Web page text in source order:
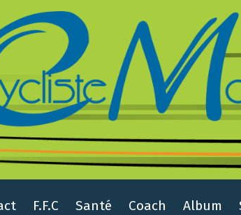
F.F.C Santé Coach Album